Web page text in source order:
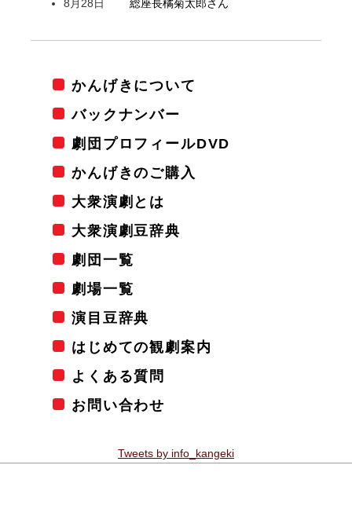
8月28日
総座長橘菊太郎さん
かんげきについて
バックナンバー
劇団プロフィールDVD
かんげきのご購入
大衆演劇とは
大衆演劇豆辞典
劇団一覧
劇場一覧
演目豆辞典
はじめての観劇案内
よくある質問
お問い合わせ
Tweets by info_kangeki